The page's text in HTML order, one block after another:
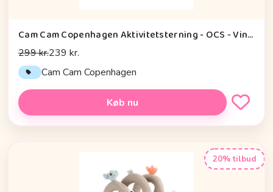
Cam Cam Copenhagen Aktivitetsterning - OCS - Vintage Toys
299 kr.239 kr.
Cam Cam Copenhagen
Køb nu
20% tilbud